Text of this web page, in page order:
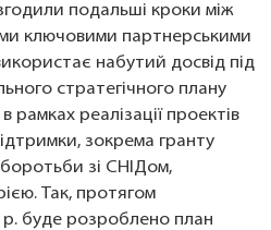
подальші кроки між
ключовими партнерськими
набутий досвід під
стратегічного плану
рамках реалізації проектів
зокрема гранту
зі СНІДом,
Так, протягом
буде розроблено план